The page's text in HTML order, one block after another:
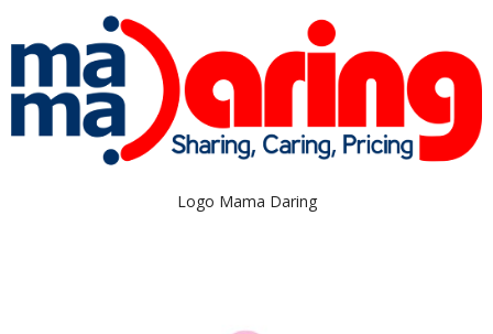
Logo Mama Daring